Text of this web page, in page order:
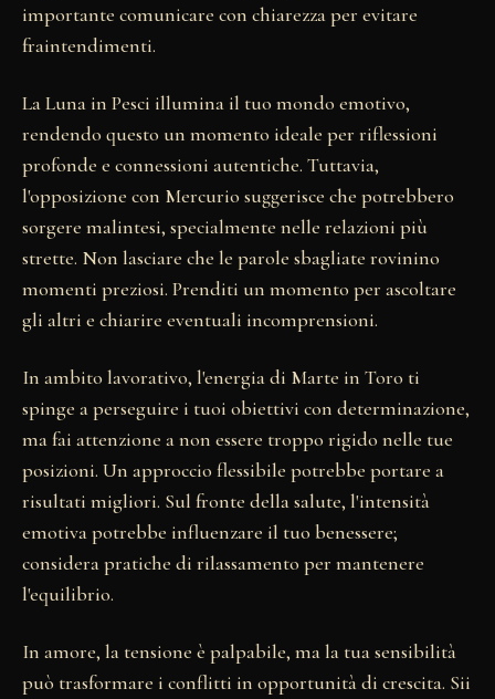
importante comunicare con chiarezza per evitare
fraintendimenti.
La Luna in Pesci illumina il tuo mondo emotivo,
rendendo questo un momento ideale per riflessioni
profonde e connessioni autentiche. Tuttavia,
l'opposizione con Mercurio suggerisce che potrebbero
sorgere malintesi, specialmente nelle relazioni più
strette. Non lasciare che le parole sbagliate rovinino
momenti preziosi. Prenditi un momento per ascoltare
gli altri e chiarire eventuali incomprensioni.
In ambito lavorativo, l'energia di Marte in Toro ti
spinge a perseguire i tuoi obiettivi con determinazione,
ma fai attenzione a non essere troppo rigido nelle tue
posizioni. Un approccio flessibile potrebbe portare a
risultati migliori. Sul fronte della salute, l'intensità
emotiva potrebbe influenzare il tuo benessere;
considera pratiche di rilassamento per mantenere
l'equilibrio.
In amore, la tensione è palpabile, ma la tua sensibilità
può trasformare i conflitti in opportunità di crescita. Sii